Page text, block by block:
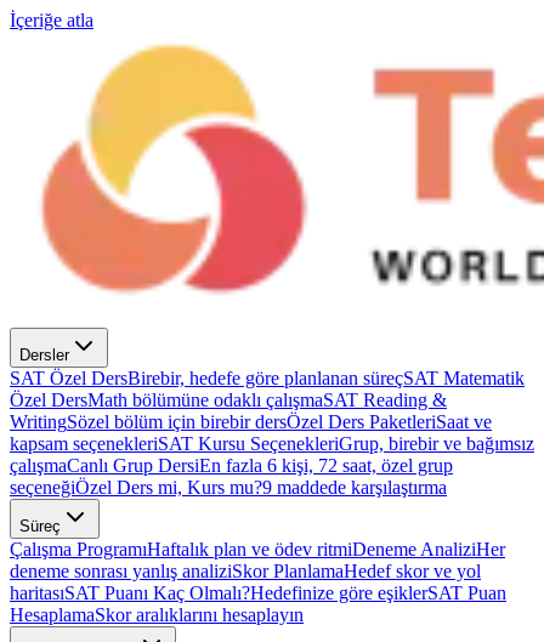
İçeriğe atla
Dersler
SAT Özel DersBirebir, hedefe göre planlanan süreçSAT Matematik
Özel DersMath bölümüne odaklı çalışmaSAT Reading &
WritingSözel bölüm için birebir dersÖzel Ders PaketleriSaat ve
kapsam seçenekleriSAT Kursu SeçenekleriGrup, birebir ve bağımsız
çalışmaCanlı Grup DersiEn fazla 6 kişi, 72 saat, özel grup
seçeneğiÖzel Ders mi, Kurs mu?9 maddede karşılaştırma
Süreç
Çalışma ProgramıHaftalık plan ve ödev ritmiDeneme AnaliziHer
deneme sonrası yanlış analiziSkor PlanlamaHedef skor ve yol
haritasıSAT Puanı Kaç Olmalı?Hedefinize göre eşiklerSAT Puan
HesaplamaSkor aralıklarını hesaplayın